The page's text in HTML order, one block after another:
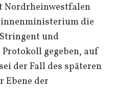
Nordrheinwestfalen
die
und
gegeben, auf
der Fall des späteren
der